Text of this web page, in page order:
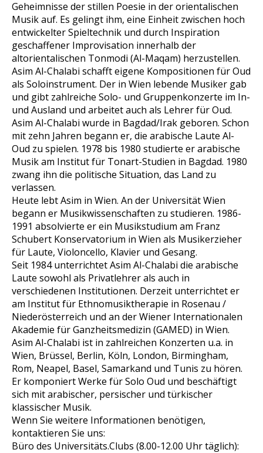
Geheimnisse der stillen Poesie in der orientalischen
Musik auf. Es gelingt ihm, eine Einheit zwischen hoch
entwickelter Spieltechnik und durch Inspiration
geschaffener Improvisation innerhalb der
altorientalischen Tonmodi (Al-Maqam) herzustellen.
Asim Al-Chalabi schafft eigene Kompositionen für Oud
als Soloinstrument. Der in Wien lebende Musiker gab
und gibt zahlreiche Solo- und Gruppenkonzerte im In-
und Ausland und arbeitet auch als Lehrer für Oud.
Asim Al-Chalabi wurde in Bagdad/Irak geboren. Schon
mit zehn Jahren begann er, die arabische Laute Al-
Oud zu spielen. 1978 bis 1980 studierte er arabische
Musik am Institut für Tonart-Studien in Bagdad. 1980
zwang ihn die politische Situation, das Land zu
verlassen.
Heute lebt Asim in Wien. An der Universität Wien
begann er Musikwissenschaften zu studieren. 1986-
1991 absolvierte er ein Musikstudium am Franz
Schubert Konservatorium in Wien als Musikerzieher
für Laute, Violoncello, Klavier und Gesang.
Seit 1984 unterrichtet Asim Al-Chalabi die arabische
Laute sowohl als Privatlehrer als auch in
verschiedenen Institutionen. Derzeit unterrichtet er
am Institut für Ethnomusiktherapie in Rosenau /
Niederösterreich und an der Wiener Internationalen
Akademie für Ganzheitsmedizin (GAMED) in Wien.
Asim Al-Chalabi ist in zahlreichen Konzerten u.a. in
Wien, Brüssel, Berlin, Köln, London, Birmingham,
Rom, Neapel, Basel, Samarkand und Tunis zu hören.
Er komponiert Werke für Solo Oud und beschäftigt
sich mit arabischer, persischer und türkischer
klassischer Musik.
Wenn Sie weitere Informationen benötigen,
kontaktieren Sie uns:
Büro des Universitäts.Clubs (8.00-12.00 Uhr täglich):